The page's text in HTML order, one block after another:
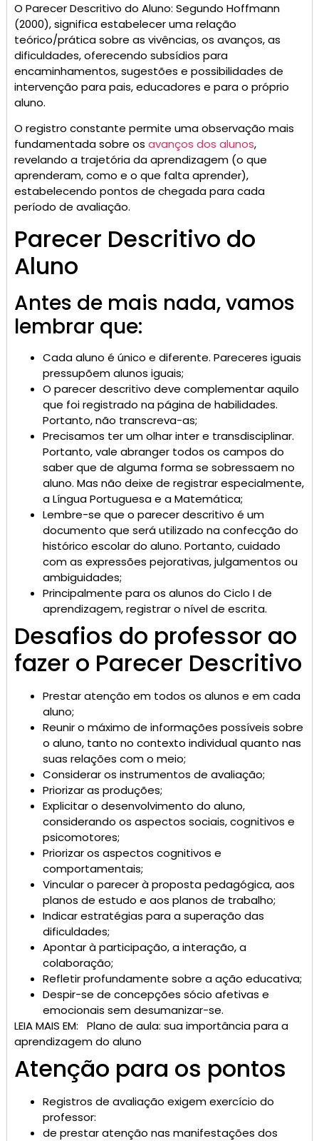
O Parecer Descritivo do Aluno: Segundo Hoffmann
(2000), significa estabelecer uma relação
teórico/prática sobre as vivências, os avanços, as
dificuldades, oferecendo subsídios para
encaminhamentos, sugestões e possibilidades de
intervenção para pais, educadores e para o próprio
aluno.
O registro constante permite uma observação mais
fundamentada sobre os avanços dos alunos,
revelando a trajetória da aprendizagem (o que
aprenderam, como e o que falta aprender),
estabelecendo pontos de chegada para cada
período de avaliação.
Parecer Descritivo do
Aluno
Antes de mais nada, vamos
lembrar que:
Cada aluno é único e diferente. Pareceres iguais
pressupõem alunos iguais;
O parecer descritivo deve complementar aquilo
que foi registrado na página de habilidades.
Portanto, não transcreva-as;
Precisamos ter um olhar inter e transdisciplinar.
Portanto, vale abranger todos os campos do
saber que de alguma forma se sobressaem no
aluno. Mas não deixe de registrar especialmente,
a Língua Portuguesa e a Matemática;
Lembre-se que o parecer descritivo é um
documento que será utilizado na confecção do
histórico escolar do aluno. Portanto, cuidado
com as expressões pejorativas, julgamentos ou
ambiguidades;
Principalmente para os alunos do Ciclo I de
aprendizagem, registrar o nível de escrita.
Desafios do professor ao
fazer o Parecer Descritivo
Prestar atenção em todos os alunos e em cada
aluno;
Reunir o máximo de informações possíveis sobre
o aluno, tanto no contexto individual quanto nas
suas relações com o meio;
Considerar os instrumentos de avaliação;
Priorizar as produções;
Explicitar o desenvolvimento do aluno,
considerando os aspectos sociais, cognitivos e
psicomotores;
Priorizar os aspectos cognitivos e
comportamentais;
Vincular o parecer à proposta pedagógica, aos
planos de estudo e aos planos de trabalho;
Indicar estratégias para a superação das
dificuldades;
Apontar à participação, a interação, a
colaboração;
Refletir profundamente sobre a ação educativa;
Despir-se de concepções sócio afetivas e
emocionais sem desumanizar-se.
LEIA MAIS EM:
Plano de aula: sua importância para a
aprendizagem do aluno
Atenção para os pontos
Registros de avaliação exigem exercício do
professor:
de prestar atenção nas manifestações dos